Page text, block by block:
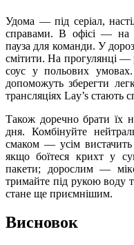
Удома — під серіал,
справами. В офісі — на
пауза для команди. У
смітити. На прогулянці
соус у польових
допоможуть зберегти
трансляціях Lay’s стають
Також доречно брати їх
дня. Комбінуйте
смаком — усім вистачить
якщо боїтеся крихт у
пакети; дорослим — мікс
тримайте під рукою воду
стане ще приємнішим.
Висновок